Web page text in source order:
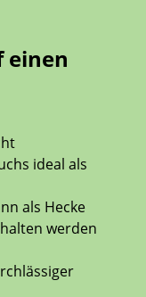
einen
ideal als
als Hecke
werden